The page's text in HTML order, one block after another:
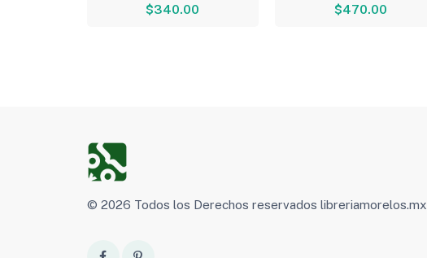
$340.00 $470.00
© 2026 Todos los Derechos reservados libreriamorelos.mx